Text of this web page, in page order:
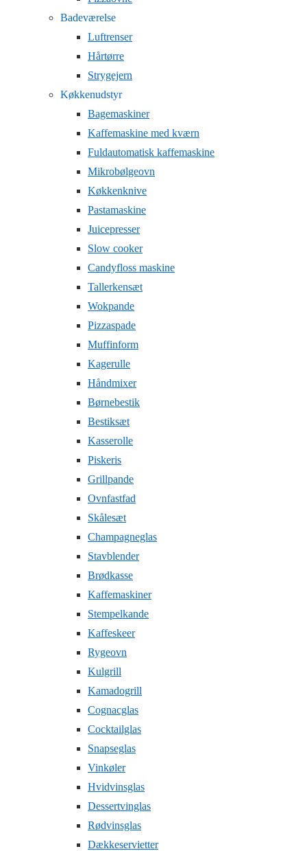
Badeværelse
Luftrenser
Hårtørre
Strygejern
Køkkenudstyr
Bagemaskiner
Kaffemaskine med kværn
Fuldautomatisk kaffemaskine
Mikrobølgeovn
Køkkenknive
Pastamaskine
Juicepresser
Slow cooker
Candyfloss maskine
Tallerkensæt
Wokpande
Pizzaspade
Muffinform
Kagerulle
Håndmixer
Børnebestik
Bestiksæt
Kasserolle
Piskeris
Grillpande
Ovnfastfad
Skålesæt
Champagneglas
Stavblender
Brødkasse
Kaffemaskiner
Stempelkande
Kaffeskeer
Rygeovn
Kulgrill
Kamadogrill
Cognacglas
Cocktailglas
Snapseglas
Vinkøler
Hvidvinsglas
Dessertvinglas
Rødvinsglas
Dækkeservietter